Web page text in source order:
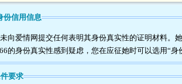
份信用信息
向爱情网提交任何表明其身份真实性的证明材料。
的身份真实性感到疑虑，您在应征她时可以选用“身
要求